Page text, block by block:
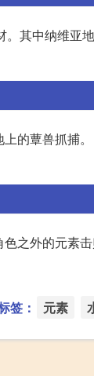
。其中纳维
的蕈兽抓捕
之外的元素
签： 元素